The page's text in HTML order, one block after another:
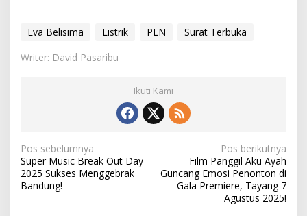
Eva Belisima Listrik PLN
Surat Terbuka
Writer: David Pasaribu
Ikuti Kami
N
a
v
Pos sebelumnya
Super Music Break Out Day
2025 Sukses Menggebrak
Bandung!
Pos berikutnya
Film Panggil Aku Ayah
Guncang Emosi Penonton di
Gala Premiere, Tayang 7
Agustus 2025!